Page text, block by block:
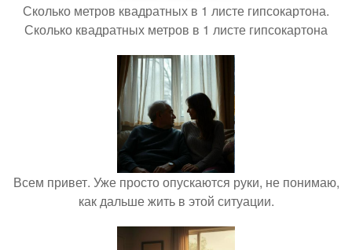
Сколько метров квадратных в 1 листе гипсокартона.
Сколько квадратных метров в 1 листе гипсокартона
Всем привет. Уже просто опускаются руки, не понимаю,
как дальше жить в этой ситуации.